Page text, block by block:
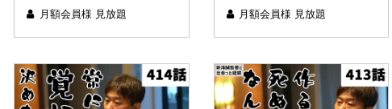
動が生む感動」
月額会員様 見放題
する一本の鉛筆」
月額会員様 見放題